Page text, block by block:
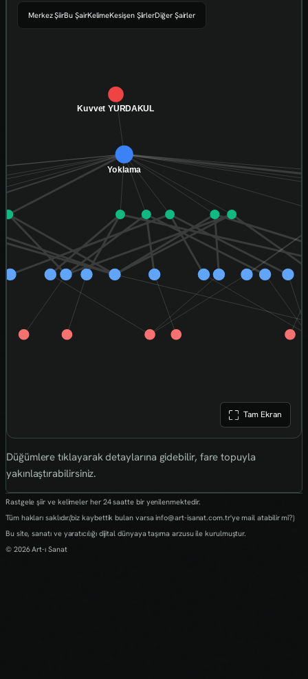
Tam Ekran
Merkez ŞiirBu ŞairKelimeKesişen ŞiirlerDiğer Şairler
Düğümlere tıklayarak detaylarına gidebilir, fare topuyla
yakınlaştırabilirsiniz.
Rastgele şiir ve kelimeler her 24 saatte bir yenilenmektedir.
Tüm hakları saklıdır.(biz kaybettik bulan varsa info@art-isanat.com.tr'ye mail atabilir mi?)
Bu site, sanatı ve yaratıcılığı dijital dünyaya taşıma arzusu ile kurulmuştur.
© 2026 Art-ı Sanat